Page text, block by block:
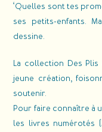
‘Quelles sont tes
ses petits-enfants.
dessine.
La collection Des
jeune création,
soutenir.
Pour faire connaître à
les livres numérotés